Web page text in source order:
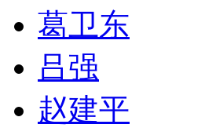
葛卫东
吕强
赵建平